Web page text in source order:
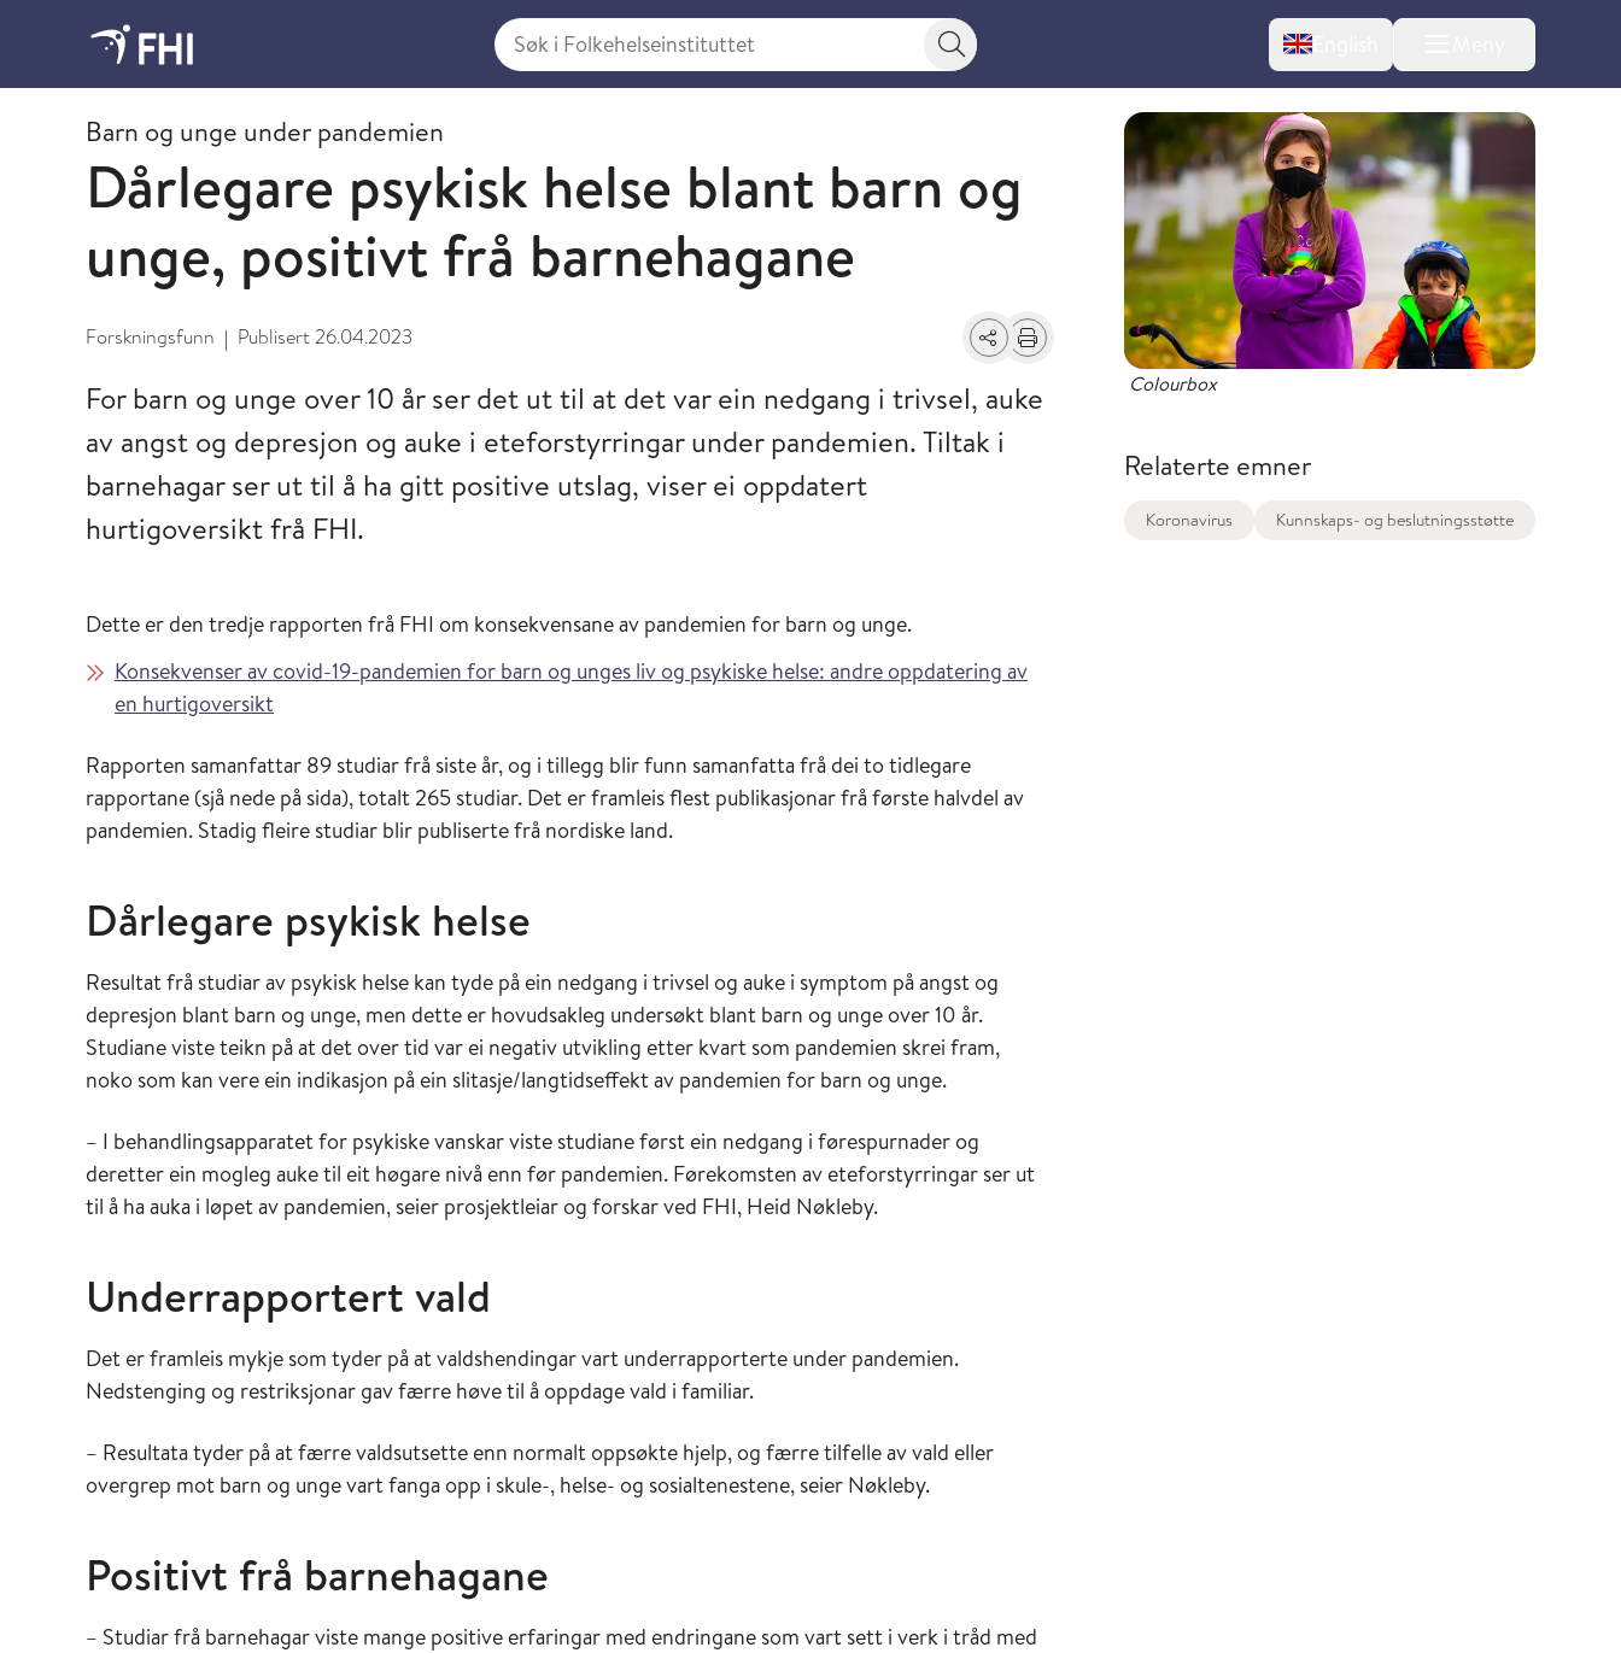
Søk i Folkehelseinstituttet
Søkeknapp English
2023 - nyheter fra FHI
Barn og unge under pandemien
Dårlegare psykisk helse blant barn og
unge, positivt frå barnehagane
Forskningsfunn | Publisert26.04.2023 Del Skriv ut
For barn og unge over 10 år ser det ut til at det var ein nedgang i trivsel, auke
av angst og depresjon og auke i eteforstyrringar under pandemien. Tiltak i
barnehagar ser ut til å ha gitt positive utslag, viser ei oppdatert
hurtigoversikt frå FHI.
Dette er den tredje rapporten frå FHI om konsekvensane av pandemien for barn og unge.
Konsekvenser av covid-19-pandemien for barn og unges liv og psykiske helse: andre oppdatering av
en hurtigoversikt
Rapporten samanfattar 89 studiar frå siste år, og i tillegg blir funn samanfatta frå dei to tidlegare
rapportane (sjå nede på sida), totalt 265 studiar. Det er framleis flest publikasjonar frå første halvdel av
pandemien. Stadig fleire studiar blir publiserte frå nordiske land.
Dårlegare psykisk helse
Resultat frå studiar av psykisk helse kan tyde på ein nedgang i trivsel og auke i symptom på angst og
depresjon blant barn og unge, men dette er hovudsakleg undersøkt blant barn og unge over 10 år.
Studiane viste teikn på at det over tid var ei negativ utvikling etter kvart som pandemien skrei fram,
noko som kan vere ein indikasjon på ein slitasje/langtidseffekt av pandemien for barn og unge.
– I behandlingsapparatet for psykiske vanskar viste studiane først ein nedgang i førespurnader og
deretter ein mogleg auke til eit høgare nivå enn før pandemien. Førekomsten av eteforstyrringar ser ut
til å ha auka i løpet av pandemien, seier prosjektleiar og forskar ved FHI, Heid Nøkleby.
Underrapportert vald
Det er framleis mykje som tyder på at valdshendingar vart underrapporterte under pandemien.
Nedstenging og restriksjonar gav færre høve til å oppdage vald i familiar.
– Resultata tyder på at færre valdsutsette enn normalt oppsøkte hjelp, og færre tilfelle av vald eller
overgrep mot barn og unge vart fanga opp i skule-, helse- og sosialtenestene, seier Nøkleby.
Positivt frå barnehagane
– Studiar frå barnehagar viste mange positive erfaringar med endringane som vart sett i verk i tråd med
Colourbox
Relaterte emner
Koronavirus Kunnskaps- og beslutningsstøtte